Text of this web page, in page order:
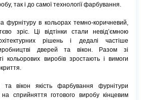
так і до самої технології фарбування.
фурнітуру в кольорах темно-коричневий,
зріс. Ці відтінки стали невід’ємною
рішень і дедалі частіше
дверей та вікон. Разом зі
кольорових виробів зростають і вимоги
вікон якість фарбування фурнітури
сприйняття готового виробу кінцевим